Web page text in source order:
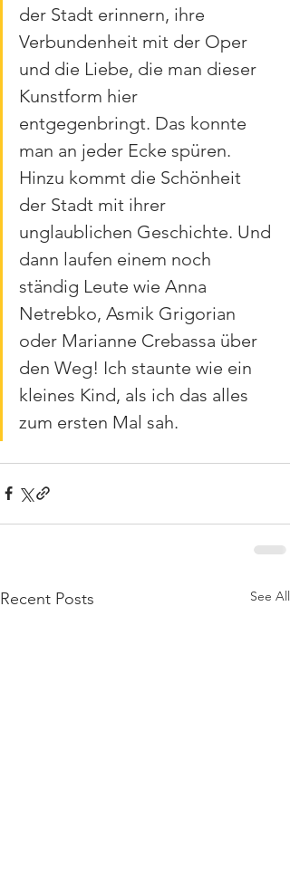
der Stadt erinnern, ihre
Verbundenheit mit der Oper
und die Liebe, die man dieser
Kunstform hier
entgegenbringt. Das konnte
man an jeder Ecke spüren.
Hinzu kommt die Schönheit
der Stadt mit ihrer
unglaublichen Geschichte. Und
dann laufen einem noch
ständig Leute wie Anna
Netrebko, Asmik Grigorian
oder Marianne Crebassa über
den Weg! Ich staunte wie ein
kleines Kind, als ich das alles
zum ersten Mal sah.
Recent Posts See All